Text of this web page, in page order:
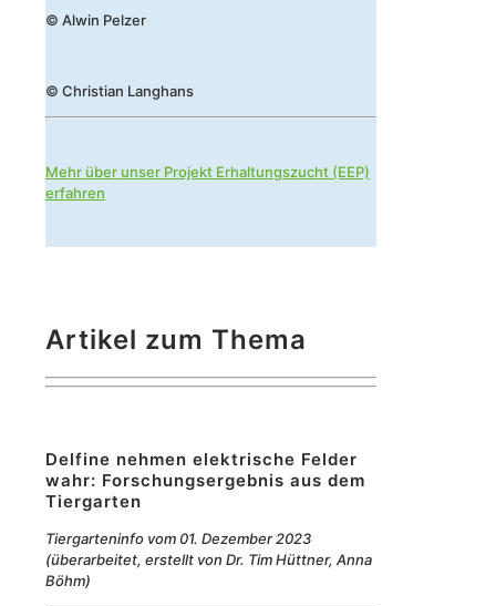
© Alwin Pelzer
© Christian Langhans
Mehr über unser Projekt Erhaltungszucht (EEP)
erfahren
Artikel zum Thema
Delfine nehmen elektrische Felder
wahr: Forschungsergebnis aus dem
Tiergarten
Tiergarteninfo vom 01. Dezember 2023
(überarbeitet, erstellt von Dr. Tim Hüttner, Anna
Böhm)